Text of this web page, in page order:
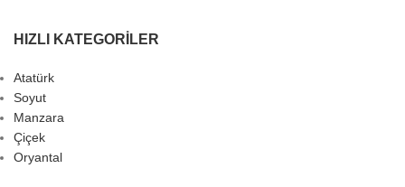
HIZLI KATEGORILER
Atatürk
Soyut
Manzara
Çiçek
Oryantal